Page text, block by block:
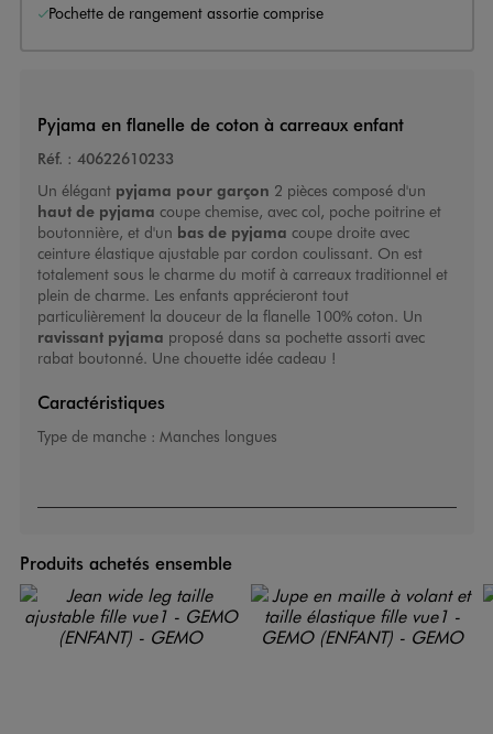
Pochette de rangement assortie comprise
Pyjama en flanelle de coton à carreaux enfant
Réf. : 40622610233
Un élégant pyjama pour garçon 2 pièces composé d'un
haut de pyjama coupe chemise, avec col, poche poitrine et
boutonnière, et d'un bas de pyjama coupe droite avec
ceinture élastique ajustable par cordon coulissant. On est
totalement sous le charme du motif à carreaux traditionnel et
plein de charme. Les enfants apprécieront tout
particulièrement la douceur de la flanelle 100% coton. Un
ravissant pyjama proposé dans sa pochette assorti avec
rabat boutonné. Une chouette idée cadeau !
Caractéristiques
Type de manche : Manches longues
Produits achetés ensemble